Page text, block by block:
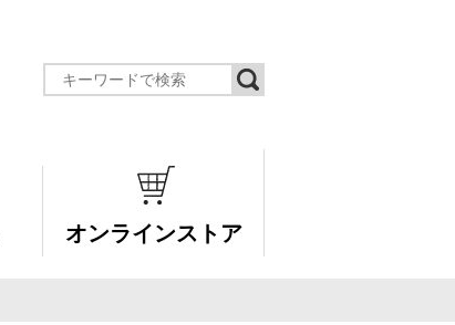
オンラインストア